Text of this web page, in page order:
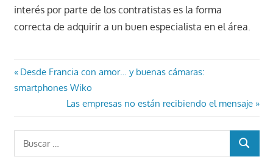
interés por parte de los contratistas es la forma
correcta de adquirir a un buen especialista en el área.
Navegación
entradas
Entrada
anterior:
Desde Francia con amor… y buenas cámaras:
smartphones Wiko
Entrada
siguiente:
Las empresas no están recibiendo el mensaje
BUSCAR